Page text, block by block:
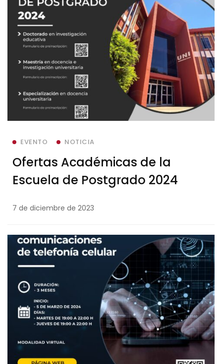
EVENTO NOTICIA
Ofertas Académicas de la
Escuela de Postgrado 2024
7 de diciembre de 2023